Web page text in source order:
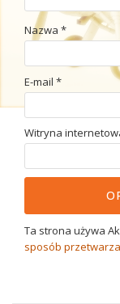
Nazwa *
E-mail *
Witryna
Ta strona używa
sposób